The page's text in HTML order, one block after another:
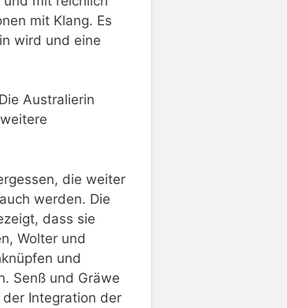
mit Klang. Es
wird und eine
Australierin
die weiter
werden. Die
dass sie
Wolter und
und
Senß und Gräwe
Integration der